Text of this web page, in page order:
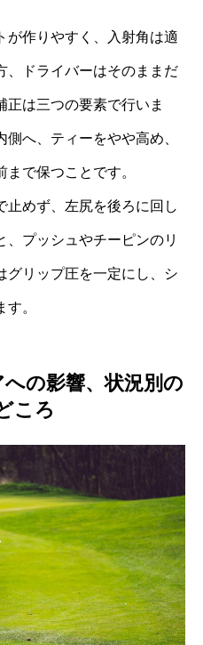
が作りやすく、入射角は適
、ドライバーはそのままだ
正は三つの要素で行いま
へ、ティーをやや高め、
で保つことです。
止めず、左尻を後ろに回し
プッシュやチーピンのリ
グリップ圧を一定にし、シ
。
の影響、状況別の
ころ